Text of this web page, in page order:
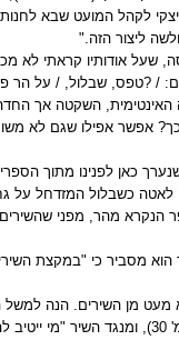
לקהל המועט שבא
ליצור הזה".
שעל אודותיו קראתי לא
/ ?טפס, שבלול, / על
יש לשים לב להדגשה
אפשר אפילו שגם לא
כאן לפנינו מתוך
גלידי כפור", נעה לאטה כשבלול
הנקרא מהר, מפני
מסביר כי "במקצת
מעט מן השירים. הנה
איני יכול לעזור לך, / אני יכול רק לכבות את